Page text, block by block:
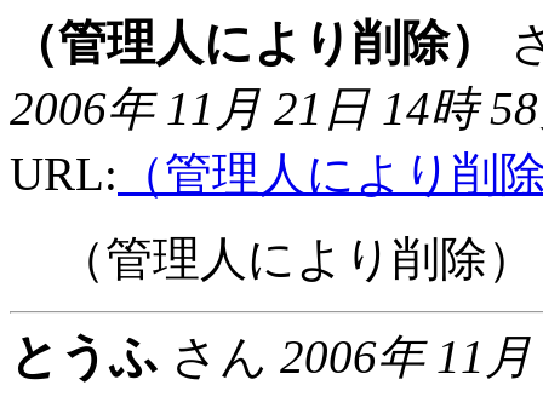
（管理人により削除）
2006年 11月 21日 14時
URL: （管理人により削
（管理人により削除）
とうふ さん 2006年 11